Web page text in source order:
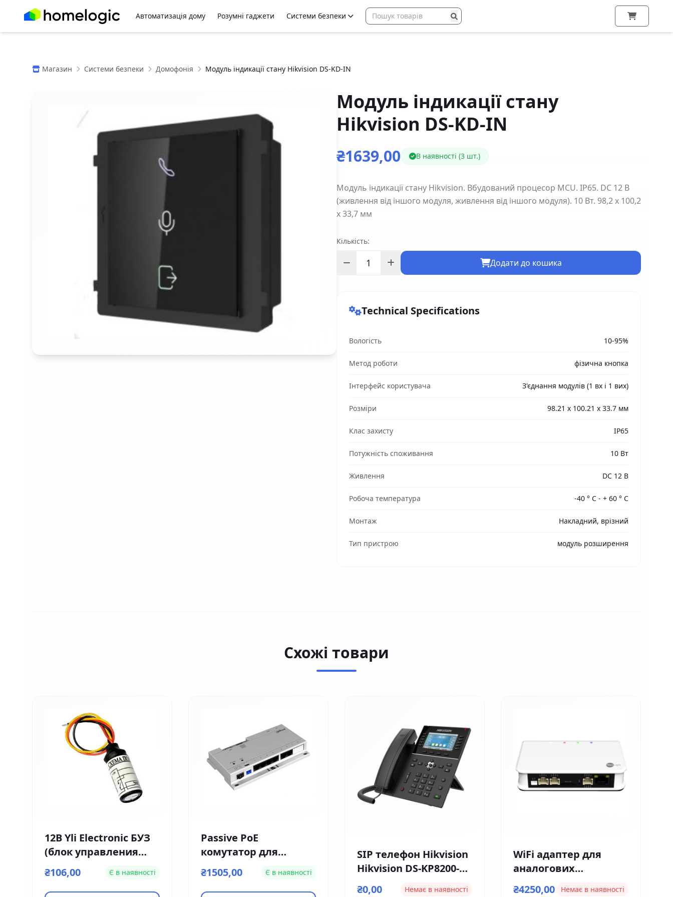
Автоматизація дому Розумні гаджети Системи безпеки
Магазин Системи безпеки Домофонія Модуль індикації стану Hikvision DS-KD-IN
Модуль індикації стану
Hikvision DS-KD-IN
₴1639,00 В наявності (3 шт.)
Модуль індикації стану Hikvision. Вбудований процесор MCU. IP65. DC 12 В
(живлення від іншого модуля, живлення від іншого модуля). 10 Вт. 98,2 х 100,2
х 33,7 мм
Кількість:
Додати до кошика
Technical Specifications
Вологість 10-95%
Метод роботи фізична кнопка
Інтерфейс користувача З'єднання модулів (1 вх і 1 вих)
Розміри 98.21 x 100.21 x 33.7 мм
Клас захисту IP65
Потужність споживання 10 Вт
Живлення DC 12 В
Робоча температура -40 ° С - + 60 ° С
Монтаж Накладний, врізний
Тип пристрою модуль розширення
Схожі товари
12В Yli Electronic БУЗ
(блок управления
замком)
₴106,00 Є в наявності
Passive PoE
комутатор для
домофонів Dahua DH-
VTNS1060A
₴1505,00 Є в наявності
SIP телефон Hikvision
Hikvision DS-KP8200-
₴0,00 Немає в наявності
WiFi адаптер для
аналогових
₴4250,00 Немає в наявності